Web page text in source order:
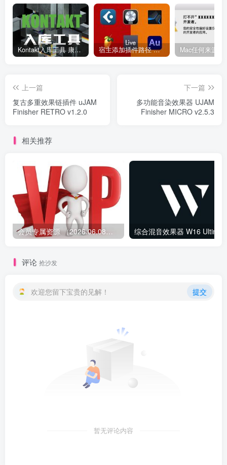
Kontakt入库工具 康泰克入库教程 宿主添加插件路径 插件路径设置 VSTPlugins路径
上一篇
复古多重效果链插件 uJAM
Finisher RETRO v1.2.0
下一篇
多功能音染效果器 UJAM
Finisher MICRO v2.5.3
相关推荐
会员专属资源 （2026.06.08更新）
评论 抢沙发
欢迎您留下宝贵的见解！ 提交
暂无评论内容